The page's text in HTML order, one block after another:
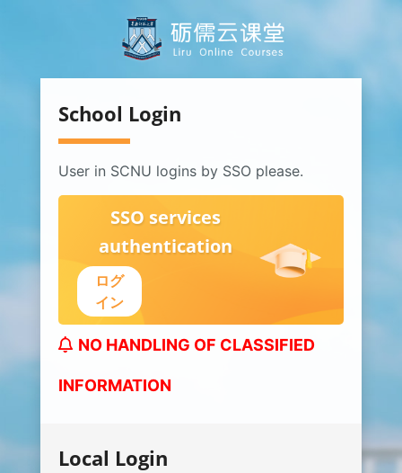
School Login
User in SCNU logins by SSO please.
SSO services
authentication
ログ
イン
NO HANDLING OF CLASSIFIED
INFORMATION
Local Login